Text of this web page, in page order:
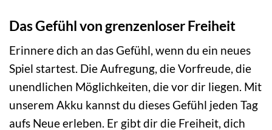
Das Gefühl von grenzenloser Freiheit
Erinnere dich an das Gefühl, wenn du ein neues
Spiel startest. Die Aufregung, die Vorfreude, die
unendlichen Möglichkeiten, die vor dir liegen. Mit
unserem Akku kannst du dieses Gefühl jeden Tag
aufs Neue erleben. Er gibt dir die Freiheit, dich